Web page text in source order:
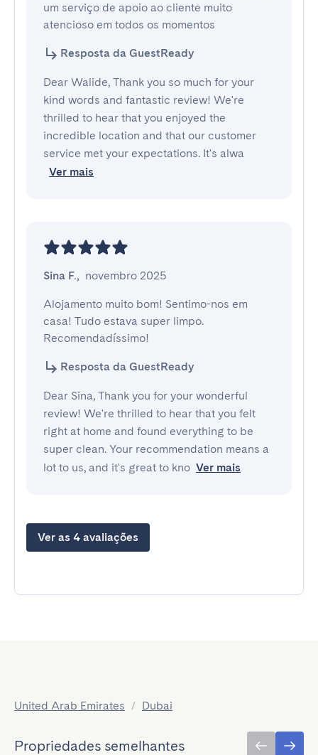
um serviço de apoio ao cliente muito
atencioso em todos os momentos
Resposta da GuestReady
Dear Walide, Thank you so much for your
kind words and fantastic review! We're
thrilled to hear that you enjoyed the
incredible location and that our customer
service met your expectations. It's alwa
Ver mais
Sina F., novembro 2025
Alojamento muito bom! Sentimo-nos em
casa! Tudo estava super limpo.
Recomendadíssimo!
Resposta da GuestReady
Dear Sina, Thank you for your wonderful
review! We're thrilled to hear that you felt
right at home and found everything to be
super clean. Your recommendation means a
lot to us, and it's great to kno Ver mais
Ver as 4 avaliações
United Arab Emirates / Dubai
Propriedades semelhantes